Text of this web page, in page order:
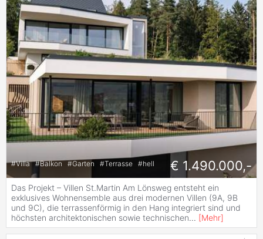
#Villa #Balkon #Garten #Terrasse #hell € 1.490.000,-
Das Projekt – Villen St.Martin Am Lönsweg entsteht ein
exklusives Wohnensemble aus drei modernen Villen (9A, 9B
und 9C), die terrassenförmig in den Hang integriert sind und
höchsten architektonischen sowie technischen... [Mehr]